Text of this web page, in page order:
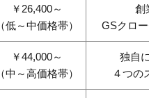
￥26,400～
（低～中価格帯）
創
GSクロ
￥44,000～
（中～高価格帯）
独自
４つの